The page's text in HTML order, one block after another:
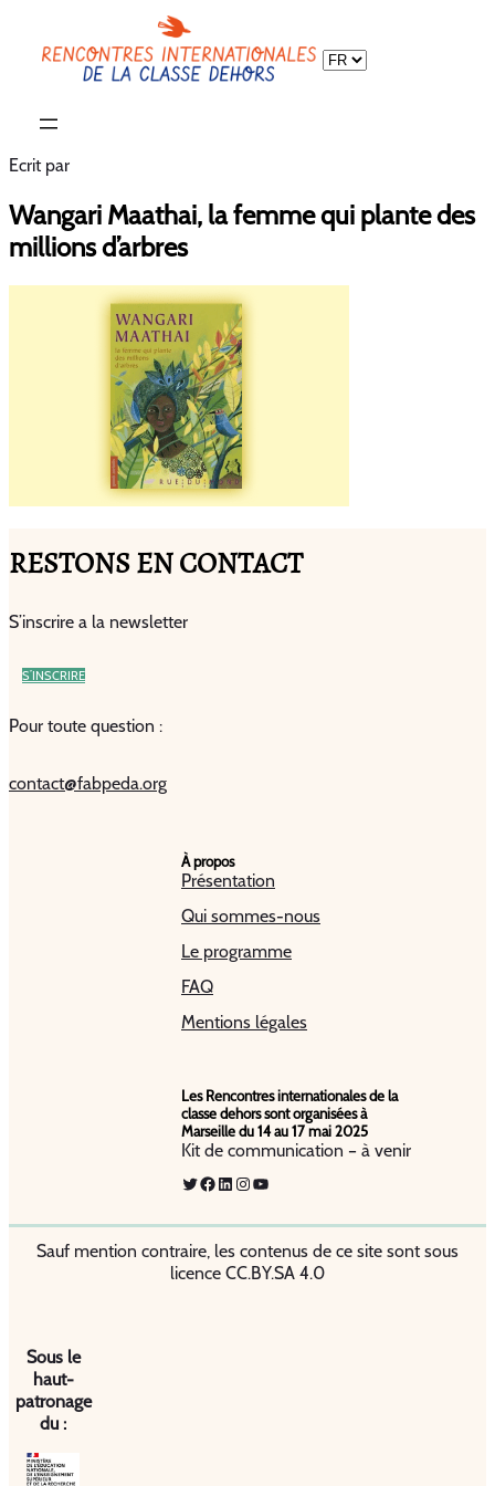
Choisir
Ecrit par
Wangari Maathai, la femme qui plante des
millions d’arbres
RESTONS EN CONTACT
S’inscrire a la newsletter
S’INSCRIRE
Pour toute question :
contact@fabpeda.org
À propos
Présentation
Qui sommes-nous
Le programme
FAQ
Mentions légales
Les Rencontres internationales de la
classe dehors sont organisées à
Marseille du 14 au 17 mai 2025
Kit de communication – à venir
Twitter
Facebook
LinkedIn
Instagram
YouTube
Sauf mention contraire, les contenus de ce site sont sous
licence CC.BY.SA 4.0
Sous le
haut-
patronage
du :